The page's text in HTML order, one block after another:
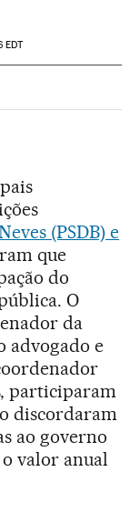
EDT
(PSDB) e
que
do
O
da
advogado e
participaram
discordaram
ao governo
valor anual